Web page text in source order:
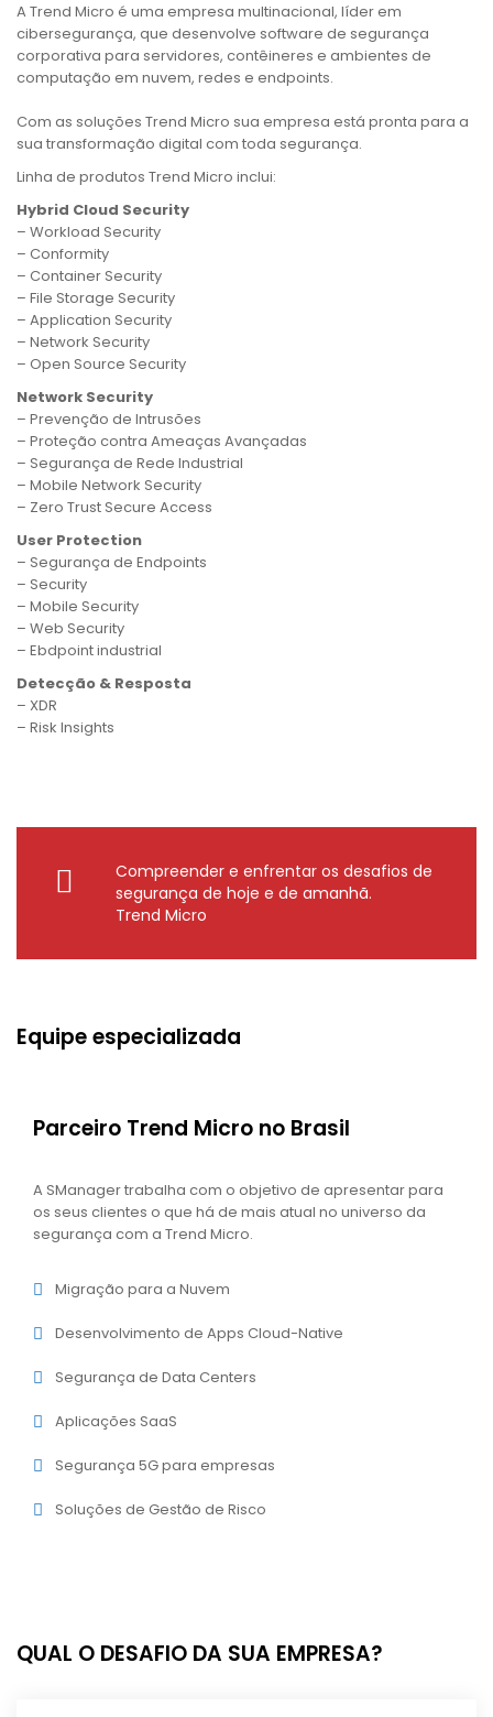
A Trend Micro é uma empresa multinacional, líder em
cibersegurança, que desenvolve software de segurança
corporativa para servidores, contêineres e ambientes de
computação em nuvem, redes e endpoints.
Com as soluções Trend Micro sua empresa está pronta para a
sua transformação digital com toda segurança.
Linha de produtos Trend Micro inclui:
Hybrid Cloud Security
– Workload Security
– Conformity
– Container Security
– File Storage Security
– Application Security
– Network Security
– Open Source Security
Network Security
– Prevenção de Intrusões
– Proteção contra Ameaças Avançadas
– Segurança de Rede Industrial
– Mobile Network Security
– Zero Trust Secure Access
User Protection
– Segurança de Endpoints
– Security
– Mobile Security
– Web Security
– Ebdpoint industrial
Detecção & Resposta
– XDR
– Risk Insights
Compreender e enfrentar os desafios de
segurança de hoje e de amanhã.
Trend Micro
Equipe especializada
Parceiro Trend Micro no Brasil
A SManager trabalha com o objetivo de apresentar para
os seus clientes o que há de mais atual no universo da
segurança com a Trend Micro.
Migração para a Nuvem
Desenvolvimento de Apps Cloud-Native
Segurança de Data Centers
Aplicações SaaS
Segurança 5G para empresas
Soluções de Gestão de Risco
QUAL O DESAFIO DA SUA EMPRESA?